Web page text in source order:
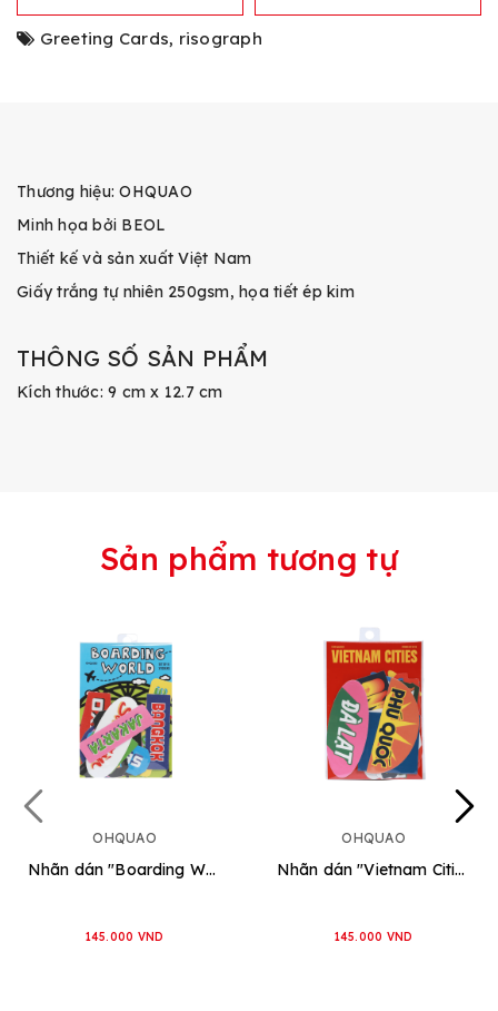
Greeting Cards, risograph
Thương hiệu: OHQUAO
Minh họa bởi BEOL
Thiết kế và sản xuất Việt Nam
Giấy trắng tự nhiên 250gsm, họa tiết ép kim
THÔNG SỐ SẢN PHẨM
Kích thước: 9 cm x 12.7 cm
Sản phẩm tương tự
OHQUAO
Nhãn dán "Boarding World"
145.000 VND
OHQUAO
Nhãn dán "Vietnam Cities"
145.000 VND